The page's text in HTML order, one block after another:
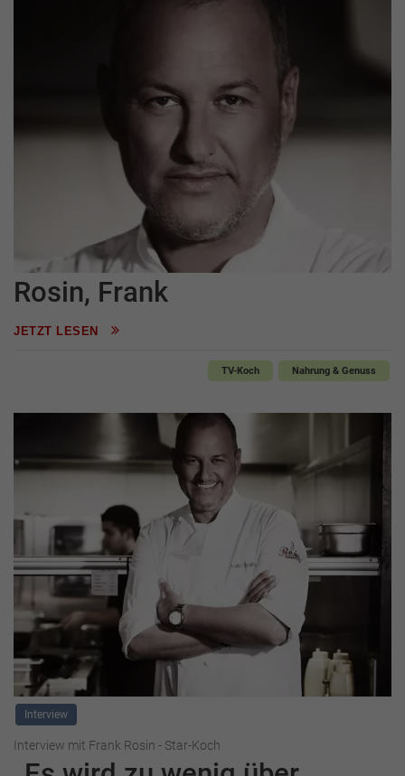
Rosin, Frank
JETZT LESEN
TV-Koch Nahrung & Genuss
Interview
Interview mit Frank Rosin - Star-Koch